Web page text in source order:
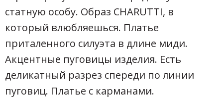
статную особу. Образ CHARUTTI, в
который влюбляешься. Платье
приталенного силуэта в длине миди.
Акцентные пуговицы изделия. Есть
деликатный разрез спереди по линии
пуговиц. Платье с карманами.